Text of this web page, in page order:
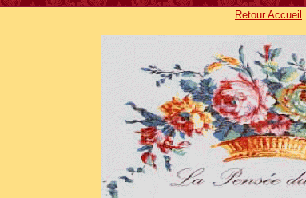
Retour Accueil